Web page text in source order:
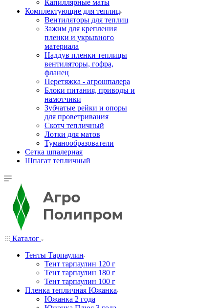
Капиллярные маты
Комплектующие для теплиц
Вентиляторы для теплиц
Зажим для крепления
пленки и укрывного
материала
Наддув пленки теплицы
вентиляторы, гофра,
фланец
Перетяжка - агрошпалера
Блоки питания, приводы и
намотчики
Зубчатые рейки и опоры
для проветривания
Скотч тепличный
Лотки для матов
Туманообразователи
Сетка шпалерная
Шпагат тепличный
Каталог
Тенты Тарпаулин
Тент тарпаулин 120 г
Тент тарпаулин 180 г
Тент тарпаулин 100 г
Пленка тепличная Южанка
Южанка 2 года